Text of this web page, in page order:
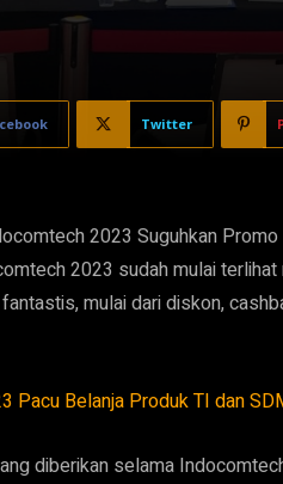
Twitter
2023 Suguhkan
2023 sudah mulai
mulai dari diskon,
Pacu Belanja Produk TI dan
diberikan selama